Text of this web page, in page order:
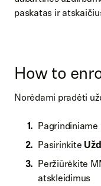
paskatas ir
How to
Norėdami pradėti
Pasirinkite
Peržiūrėkite
atskleidimus